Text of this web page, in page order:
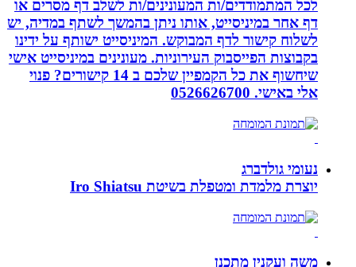
לכל המתמודדים/ות המעונינים/ות לשלב דף מסרים או
דף אחר במיניסייט, אותו ניתן בהמשך לשתף במדיה, יש
לשלוח קישור לדף המבוקש. המיניסייט ישותף על ידינו
בקבוצות הפייסבוק העירוניות. מעונינים במיניסייט אישי
שיחשוף את כל הקמפיין שלכם ב 14 קישורים? פנוי
אלי באישי. 0526626700
נעומי גולדברג
יוצרת מלמדת ומטפלת בשיטת Iro Shiatsu
משה ועקנין מתכנן